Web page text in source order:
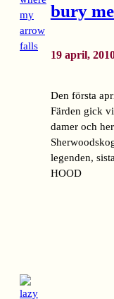
bury
19 april,
Den första
Färden gick
damer och
legenden,
HOOD